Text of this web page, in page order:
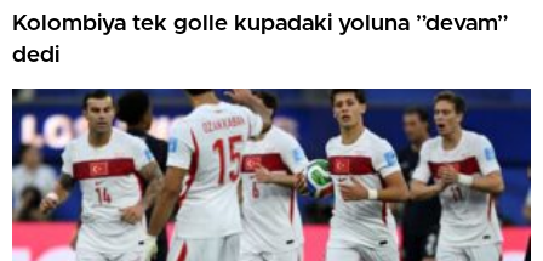
Kolombiya tek golle kupadaki yoluna ”devam”
dedi